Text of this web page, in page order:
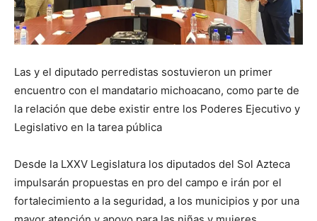
Las y el diputado perredistas sostuvieron un primer
encuentro con el mandatario michoacano, como parte de
la relación que debe existir entre los Poderes Ejecutivo y
Legislativo en la tarea pública
Desde la LXXV Legislatura los diputados del Sol Azteca
impulsarán propuestas en pro del campo e irán por el
fortalecimiento a la seguridad, a los municipios y por una